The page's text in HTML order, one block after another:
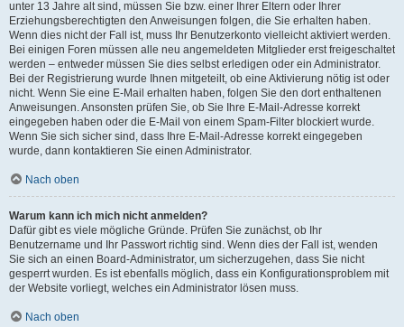
unter 13 Jahre alt sind, müssen Sie bzw. einer Ihrer Eltern oder Ihrer
Erziehungsberechtigten den Anweisungen folgen, die Sie erhalten haben.
Wenn dies nicht der Fall ist, muss Ihr Benutzerkonto vielleicht aktiviert werden.
Bei einigen Foren müssen alle neu angemeldeten Mitglieder erst freigeschaltet
werden – entweder müssen Sie dies selbst erledigen oder ein Administrator.
Bei der Registrierung wurde Ihnen mitgeteilt, ob eine Aktivierung nötig ist oder
nicht. Wenn Sie eine E-Mail erhalten haben, folgen Sie den dort enthaltenen
Anweisungen. Ansonsten prüfen Sie, ob Sie Ihre E-Mail-Adresse korrekt
eingegeben haben oder die E-Mail von einem Spam-Filter blockiert wurde.
Wenn Sie sich sicher sind, dass Ihre E-Mail-Adresse korrekt eingegeben
wurde, dann kontaktieren Sie einen Administrator.
Nach oben
Warum kann ich mich nicht anmelden?
Dafür gibt es viele mögliche Gründe. Prüfen Sie zunächst, ob Ihr
Benutzername und Ihr Passwort richtig sind. Wenn dies der Fall ist, wenden
Sie sich an einen Board-Administrator, um sicherzugehen, dass Sie nicht
gesperrt wurden. Es ist ebenfalls möglich, dass ein Konfigurationsproblem mit
der Website vorliegt, welches ein Administrator lösen muss.
Nach oben